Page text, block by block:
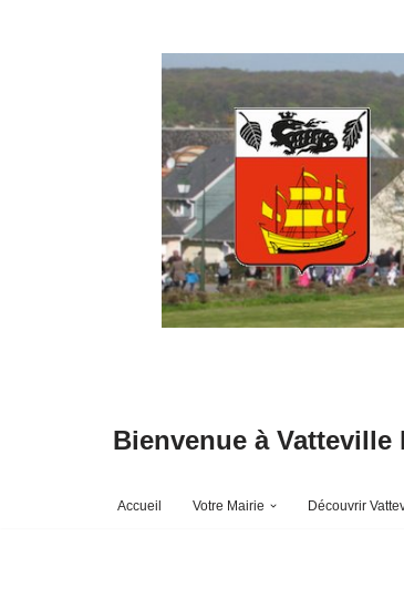
Bienvenue à Vatteville
Accueil Votre Mairie Découvrir